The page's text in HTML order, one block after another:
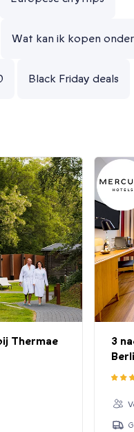
Wat kan ik kopen
Black Friday deals
Thermae
3